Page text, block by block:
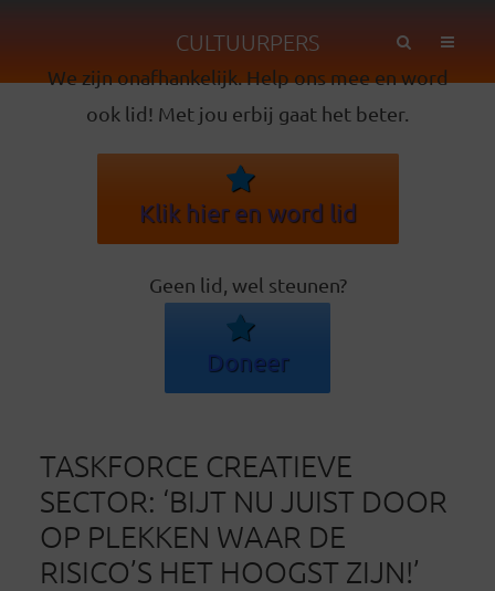
CULTUURPERS
We zijn onafhankelijk. Help ons mee en word
ook lid! Met jou erbij gaat het beter.
Klik hier en word lid
Geen lid, wel steunen?
Doneer
TASKFORCE CREATIEVE
SECTOR: ‘BIJT NU JUIST DOOR
OP PLEKKEN WAAR DE
RISICO’S HET HOOGST ZIJN!’